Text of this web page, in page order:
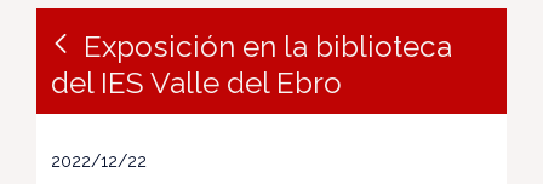
Exposición en la biblioteca
del IES Valle del Ebro
2022/12/22